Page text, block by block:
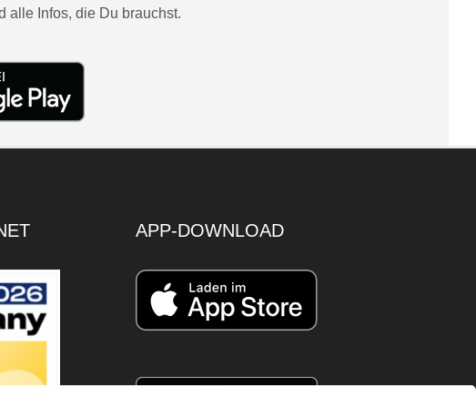
alle Infos, die Du brauchst.
APP-DOWNLOAD